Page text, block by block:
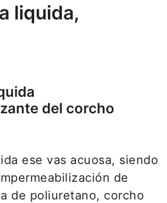
liquida,
del corcho
ese vas acuosa, siendo
de
de poliuretano, corcho